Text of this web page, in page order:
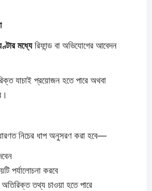
মধ্যেরিফান্ড বা অভিযোগের আবেদন
যাচাই প্রয়োজন হতে পারে অথবা
নিচের ধাপ অনুসরণ করা হবে—
পর্যালোচনা করবে
তথ্য চাওয়া হতে পারে